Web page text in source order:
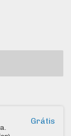
Grátis